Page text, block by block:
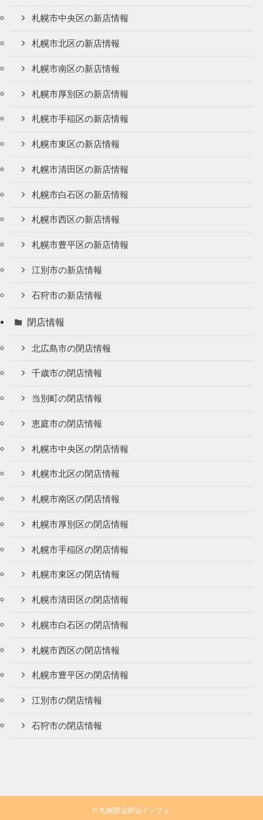
札幌市中央区の新店情報
札幌市北区の新店情報
札幌市南区の新店情報
札幌市厚別区の新店情報
札幌市手稲区の新店情報
札幌市東区の新店情報
札幌市清田区の新店情報
札幌市白石区の新店情報
札幌市西区の新店情報
札幌市豊平区の新店情報
江別市の新店情報
石狩市の新店情報
閉店情報
北広島市の閉店情報
千歳市の閉店情報
当別町の閉店情報
恵庭市の閉店情報
札幌市中央区の閉店情報
札幌市北区の閉店情報
札幌市南区の閉店情報
札幌市厚別区の閉店情報
札幌市手稲区の閉店情報
札幌市東区の閉店情報
札幌市清田区の閉店情報
札幌市白石区の閉店情報
札幌市西区の閉店情報
札幌市豊平区の閉店情報
江別市の閉店情報
石狩市の閉店情報
©札幌開店閉店インフォ.